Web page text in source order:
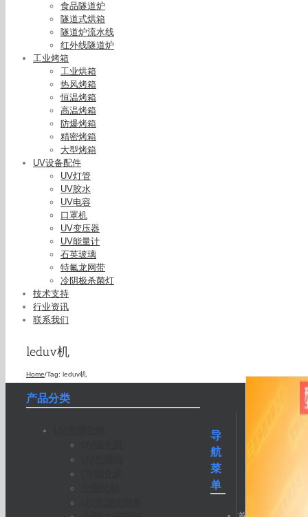
食品隧道炉
隧道式烘箱
隧道炉流水线
红外线隧道炉
工业烤箱
工业烘箱
热风烤箱
恒温烤箱
高温烤箱
防爆烤箱
精密烤箱
大型烤箱
UV设备配件
UV灯管
UV胶水
UV电容
口罩机
UV变压器
UV能量计
石英玻璃
特氟龙网带
冷阴极杀菌灯
技术支持
行业资讯
联系我们
leduv机
Home/Tag: leduv机
产品分类
导
航
菜
单